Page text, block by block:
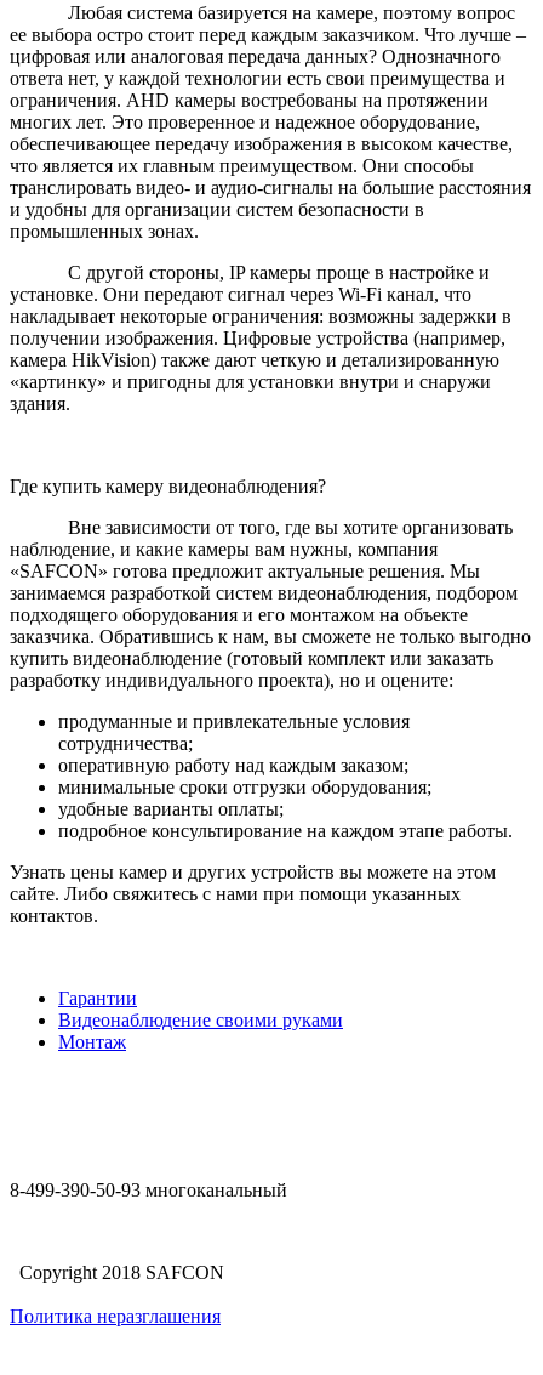
Любая система базируется на камере, поэтому вопрос
ее выбора остро стоит перед каждым заказчиком. Что лучше –
цифровая или аналоговая передача данных? Однозначного
ответа нет, у каждой технологии есть свои преимущества и
ограничения. AHD камеры востребованы на протяжении
многих лет. Это проверенное и надежное оборудование,
обеспечивающее передачу изображения в высоком качестве,
что является их главным преимуществом. Они способы
транслировать видео- и аудио-сигналы на большие расстояния
и удобны для организации систем безопасности в
промышленных зонах.
С другой стороны, IP камеры проще в настройке и
установке. Они передают сигнал через Wi-Fi канал, что
накладывает некоторые ограничения: возможны задержки в
получении изображения. Цифровые устройства (например,
камера HikVision) также дают четкую и детализированную
«картинку» и пригодны для установки внутри и снаружи
здания.
Где купить камеру видеонаблюдения?
Вне зависимости от того, где вы хотите организовать
наблюдение, и какие камеры вам нужны, компания
«SAFCON» готова предложит актуальные решения. Мы
занимаемся разработкой систем видеонаблюдения, подбором
подходящего оборудования и его монтажом на объекте
заказчика. Обратившись к нам, вы сможете не только выгодно
купить видеонаблюдение (готовый комплект или заказать
разработку индивидуального проекта), но и оцените:
продуманные и привлекательные условия
сотрудничества;
оперативную работу над каждым заказом;
минимальные сроки отгрузки оборудования;
удобные варианты оплаты;
подробное консультирование на каждом этапе работы.
Узнать цены камер и других устройств вы можете на этом
сайте. Либо свяжитесь с нами при помощи указанных
контактов.
Гарантии
Видеонаблюдение своими руками
Монтаж
8-499-390-50-93 многоканальный
Copyright 2018 SAFCON
Политика неразглашения